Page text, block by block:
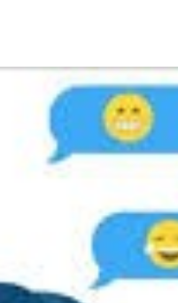
DRÜCKEN SIE AUF